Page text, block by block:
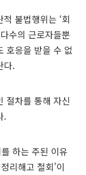
불법행위는 ‘회
수의 근로자들뿐
호응을 받을 수 없
다.
절차를 통해 자신
.
하는 주된 이유
리해고 철회’이